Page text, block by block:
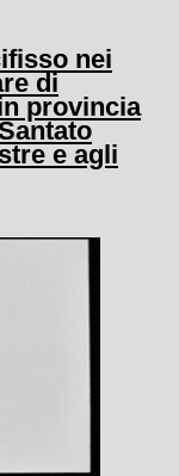
nei
di
provincia
e agli